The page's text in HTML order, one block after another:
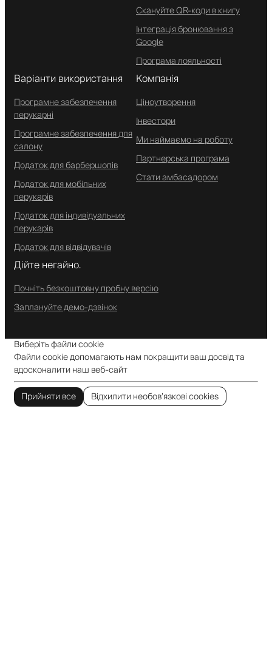
Скануйте QR-коди в книгу
Інтеграція бронювання з
Google
Програма лояльності
Варіанти використання
Програмне забезпечення
перукарні
Програмне забезпечення для
салону
Додаток для барбершопів
Додаток для мобільних
перукарів
Додаток для індивідуальних
перукарів
Додаток для відвідувачів
Компанія
Ціноутворення
Інвестори
Ми наймаємо на роботу
Партнерська програма
Стати амбасадором
Дійте негайно.
Почніть безкоштовну пробну версію
Заплануйте демо-дзвінок
Виберіть файли cookie
Файли cookie допомагають нам покращити ваш досвід та
вдосконалити наш веб-сайт
Прийняти все
Відхилити необов’язкові cookies